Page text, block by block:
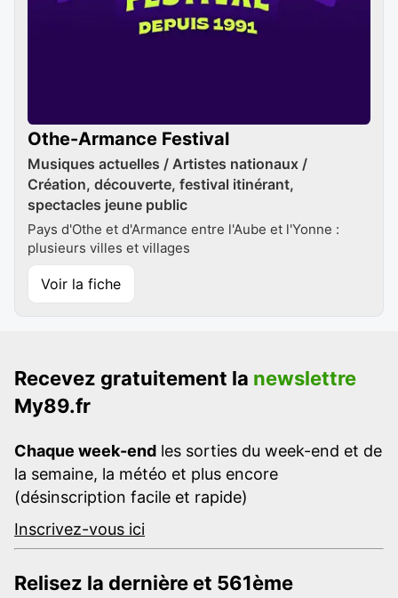
Othe-Armance Festival
Musiques actuelles / Artistes nationaux /
Création, découverte, festival itinérant,
spectacles jeune public
Pays d'Othe et d'Armance entre l'Aube et l'Yonne :
plusieurs villes et villages
Voir la fiche
Recevez gratuitement la newslettre
My89.fr
Chaque week-end les sorties du week-end et de
la semaine, la météo et plus encore
(désinscription facile et rapide)
Inscrivez-vous ici
Relisez la dernière et 561ème